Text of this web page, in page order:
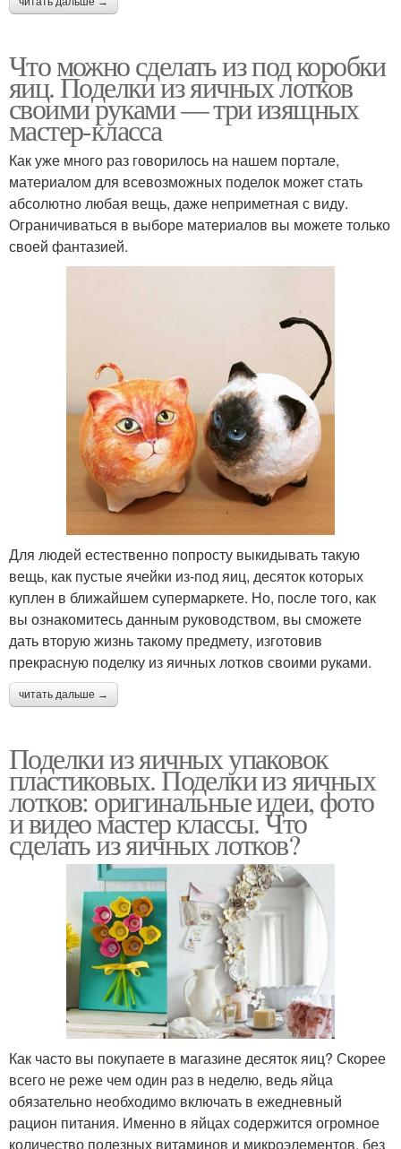
Что можно сделать из под коробки
яиц. Поделки из яичных лотков
своими руками — три изящных
мастер-класса
Как уже много раз говорилось на нашем портале,
материалом для всевозможных поделок может стать
абсолютно любая вещь, даже неприметная с виду.
Ограничиваться в выборе материалов вы можете только
своей фантазией.
Для людей естественно попросту выкидывать такую
вещь, как пустые ячейки из-под яиц, десяток которых
куплен в ближайшем супермаркете. Но, после того, как
вы ознакомитесь данным руководством, вы сможете
дать вторую жизнь такому предмету, изготовив
прекрасную поделку из яичных лотков своими руками.
читать дальше →
Поделки из яичных упаковок
пластиковых. Поделки из яичных
лотков: оригинальные идеи, фото
и видео мастер классы. Что
сделать из яичных лотков?
Как часто вы покупаете в магазине десяток яиц? Скорее
всего не реже чем один раз в неделю, ведь яйца
обязательно необходимо включать в ежедневный
рацион питания. Именно в яйцах содержится огромное
количество полезных витаминов и микроэлементов, без